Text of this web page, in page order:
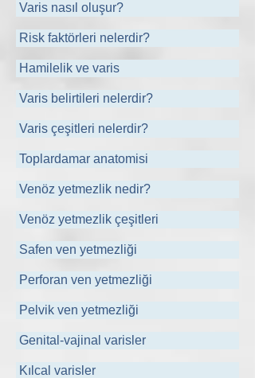
Varis nasıl oluşur?
Risk faktörleri nelerdir?
Hamilelik ve varis
Varis belirtileri nelerdir?
Varis çeşitleri nelerdir?
Toplardamar anatomisi
Venöz yetmezlik nedir?
Venöz yetmezlik çeşitleri
Safen ven yetmezliği
Perforan ven yetmezliği
Pelvik ven yetmezliği
Genital-vajinal varisler
Kılcal varisler